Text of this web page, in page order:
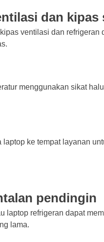
dan kipas
ventilasi dan refrigeran
menggunakan sikat
ke tempat layanan
pendingin
laptop refrigeran dapat
lama.